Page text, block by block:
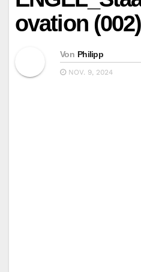
ovation (002)
Von Philipp
NOV. 9, 2024